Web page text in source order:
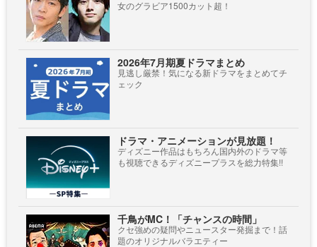
女のグラビア1500カット超！
2026年7月期夏ドラマまとめ
見逃し厳禁！気になる新ドラマをまとめてチ
ェック
ドラマ・アニメーションが見放題！
ディズニー作品はもちろん国内外のドラマ等
も視聴できるディズニープラスを総力特集!!
千鳥がMC！「チャンスの時間」
クセ強めの疑問やニュースター発掘まで！話
題のオリジナルバラエティー